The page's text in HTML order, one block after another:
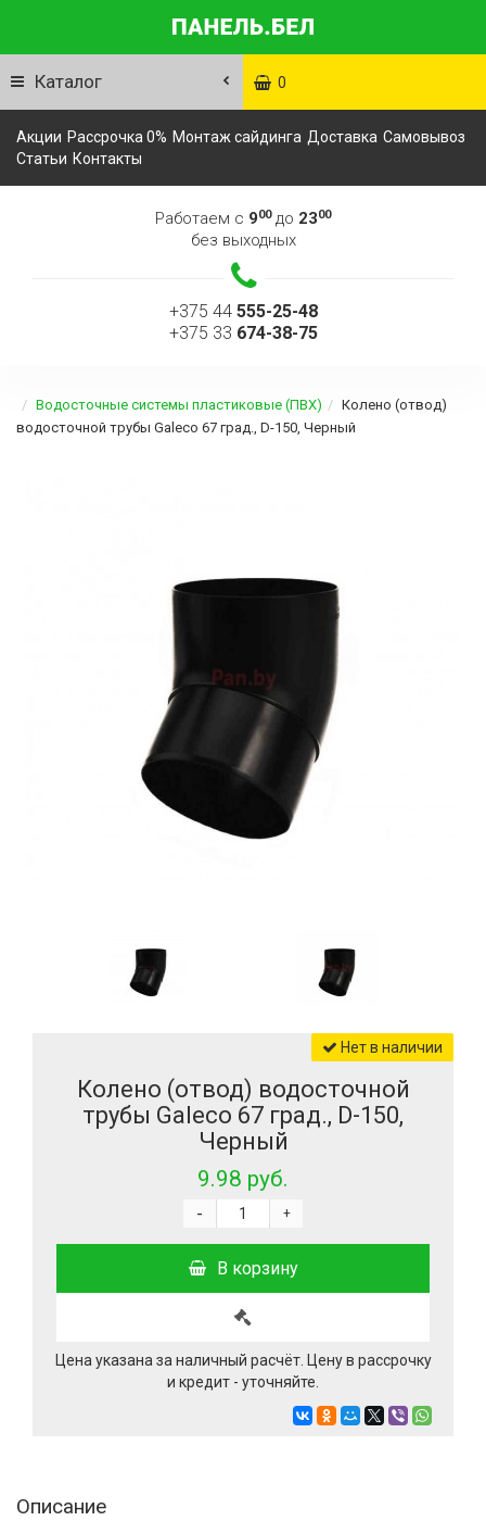
Каталог 0
Акции Рассрочка 0% Монтаж сайдинга Доставка Самовывоз
Статьи Контакты
Работаем с 900до 2300
без выходных
+375 44 555-25-48
+375 33 674-38-75
Водосточные системы пластиковые (ПВХ)
Колено (отвод)
водосточной трубы Galeco 67 град., D-150, Черный
Нет в наличии
Колено (отвод) водосточной
трубы Galeco 67 град., D-150,
Черный
9.98 руб.
+
-
В корзину
Цена указана за наличный расчёт. Цену в рассрочку
и кредит - уточняйте.
Описание